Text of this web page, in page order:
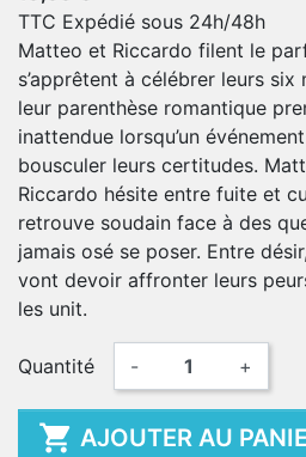
TTC Expédié sous 24h/48h
Matteo et Riccardo filent le
s’apprêtent à célébrer leurs six
leur parenthèse romantique
inattendue lorsqu’un
bousculer leurs certitudes.
Riccardo hésite entre fuite et
retrouve soudain face à des
jamais osé se poser. Entre
vont devoir affronter leurs
les unit.
Quantité - +
 AJOUTER AU